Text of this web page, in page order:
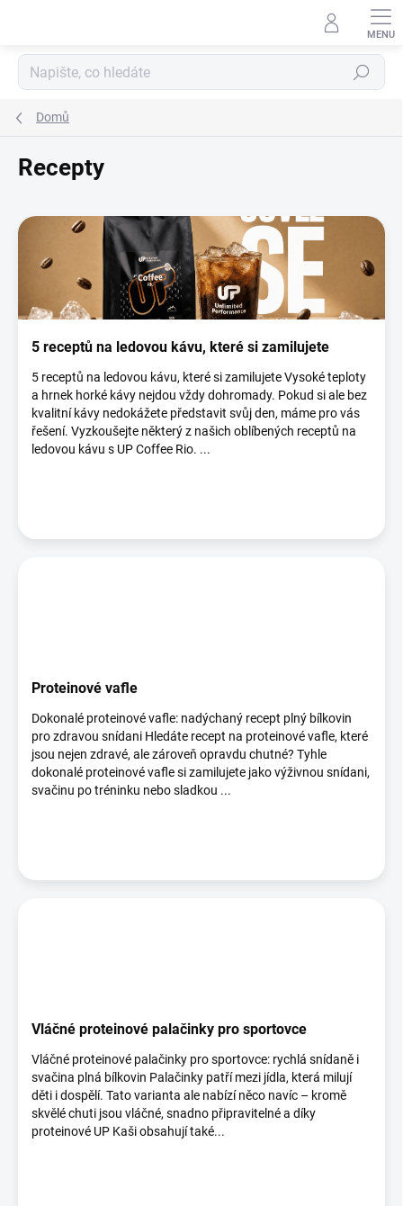
Hledat
Domů
Recepty
ý
č
5 receptů na ledovou kávu, které si zamilujete
5 receptů na ledovou kávu, které si zamilujete Vysoké teploty
a hrnek horké kávy nejdou vždy dohromady. Pokud si ale bez
kvalitní kávy nedokážete představit svůj den, máme pro vás
řešení. Vyzkoušejte některý z našich oblíbených receptů na
ledovou kávu s UP Coffee Rio. ...
Proteinové vafle
Dokonalé proteinové vafle: nadýchaný recept plný bílkovin
pro zdravou snídani Hledáte recept na proteinové vafle, které
jsou nejen zdravé, ale zároveň opravdu chutné? Tyhle
dokonalé proteinové vafle si zamilujete jako výživnou snídani,
svačinu po tréninku nebo sladkou ...
Vláčné proteinové palačinky pro sportovce
Vláčné proteinové palačinky pro sportovce: rychlá snídaně i
svačina plná bílkovin Palačinky patří mezi jídla, která milují
děti i dospělí. Tato varianta ale nabízí něco navíc – kromě
skvělé chuti jsou vláčné, snadno připravitelné a díky
proteinové UP Kaši obsahují také...